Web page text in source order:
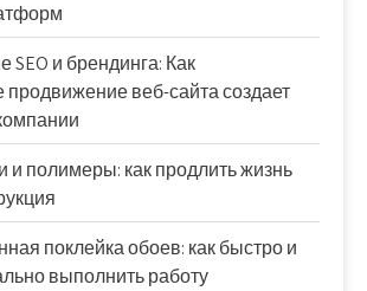
SEO и брендинга: Как
веб-сайта создает
и полимеры: как продлить жизнь
поклейка обоев: как быстро и
выполнить работу